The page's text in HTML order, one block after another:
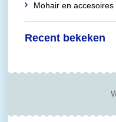
Mohair en accesoires
Recent bekeken